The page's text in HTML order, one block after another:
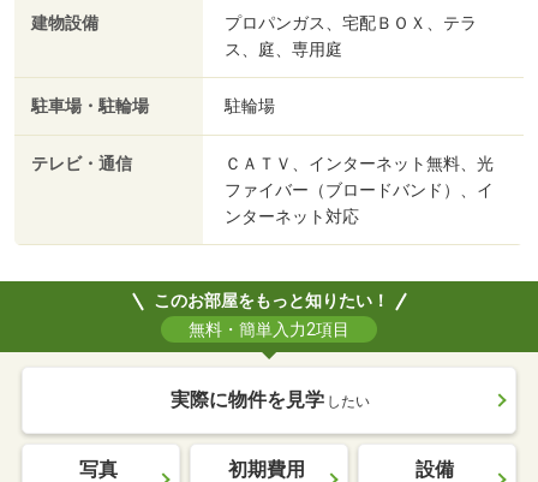
建物設備
プロパンガス、宅配ＢＯＸ、テラ
ス、庭、専用庭
駐車場・駐輪場 駐輪場
テレビ・通信
ＣＡＴＶ、インターネット無料、光
ファイバー（ブロードバンド）、イ
ンターネット対応
このお部屋をもっと知りたい！
無料・簡単入力2項目
実際に物件を見学 したい
写真 初期費用 設備